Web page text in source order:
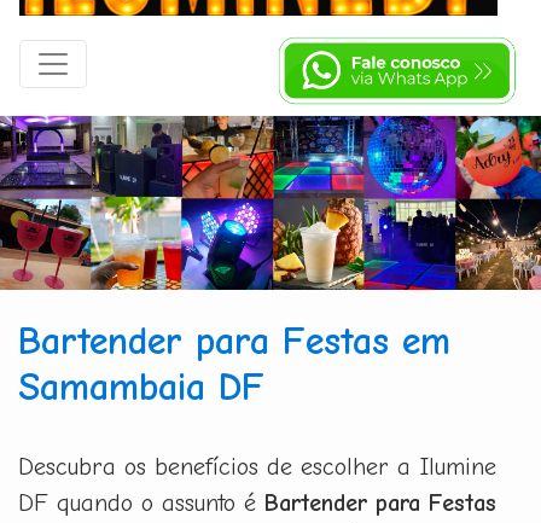
Bartender para Festas em
Samambaia DF
Descubra os benefícios de escolher a Ilumine
DF quando o assunto é Bartender para Festas